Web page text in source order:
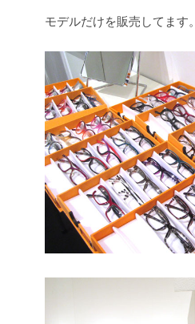
モデルだけを販売してます。